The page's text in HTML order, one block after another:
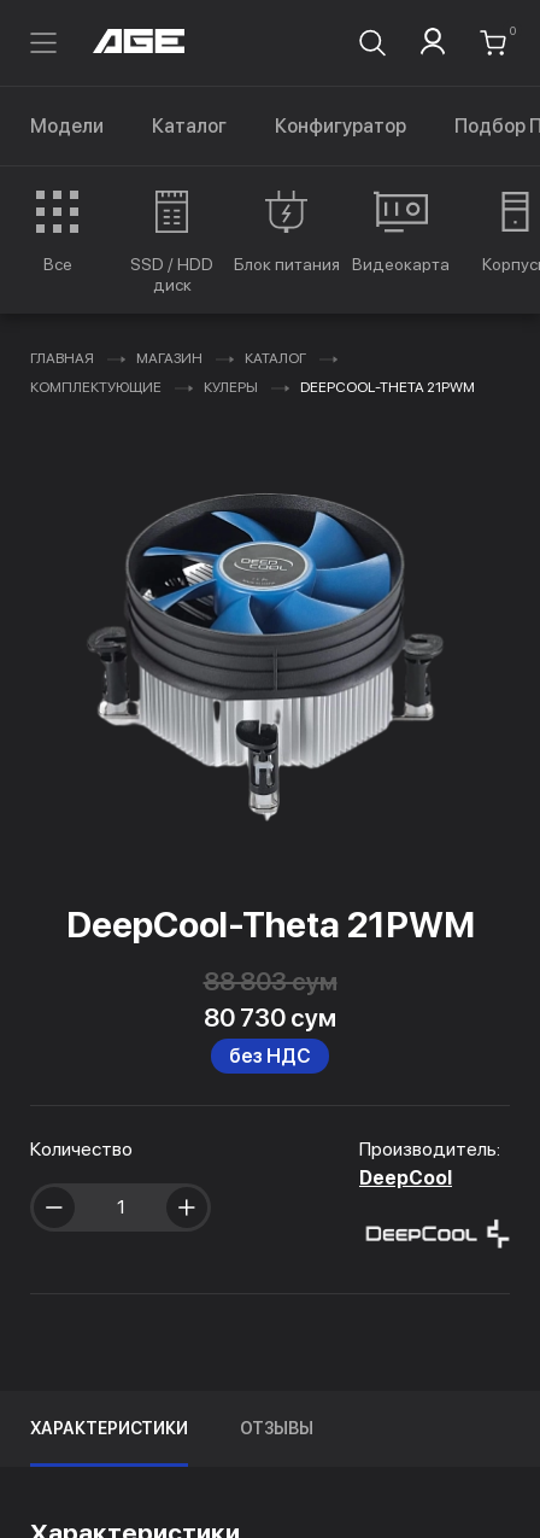
0
Модели Каталог Конфигуратор Подбор
Все
SSD / HDD
диск
Блок питания Видеокарта
ГЛАВНАЯ МАГАЗИН
КАТАЛОГ
КОМПЛЕКТУЮЩИЕ
КУЛЕРЫ DEEPCOOL-THETA 21PWM
DeepCool-Theta 21PWM
88 803 сум
80 730 сум
без НДС
Количество
Производитель:
DeepCool
ХАРАКТЕРИСТИКИ ОТЗЫВЫ